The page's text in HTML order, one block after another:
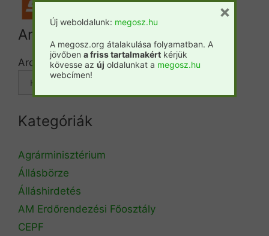
Archívum
Archívum
Kategóriák
Agrárminisztérium
Állásbörze
Álláshirdetés
AM Erdőrendezési Főosztály
CEPF
Új weboldalunk: megosz.hu
A megosz.org átalakulása folyamatban. A
jövőben a friss tartalmakért kérjük
kövesse az új oldalunkat a megosz.hu
webcímen!
×